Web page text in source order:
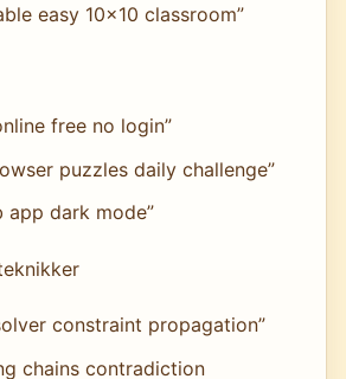
easy 10x10 classroom”
free no login”
puzzles daily challenge”
app dark mode”
constraint propagation”
chains contradiction